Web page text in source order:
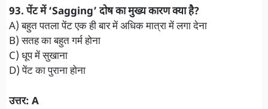
93. पेंट में ‘Sagging’ दोष का मुख्य कारण क्या है?
A) बहुत पतला पेंट एक ही बार में अधिक मात्रा में लगा देना
B) सतह का बहुत गर्म होना
C) धूप में सुखाना
D) पेंट का पुराना होना
उत्तर: A